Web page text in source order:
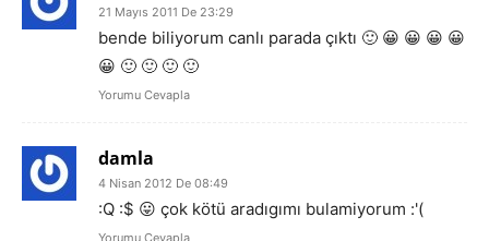
21 Mayıs 2011 De 23:29
bende biliyorum canlı parada çıktı 🙂 😀 😀 😀 😀
😀 🙂 🙂 🙂 🙂
Yorumu Cevapla
damla
4 Nisan 2012 De 08:49
:Q :$ 😛 çok kötü aradıgımı bulamiyorum :'(
Yorumu Cevapla